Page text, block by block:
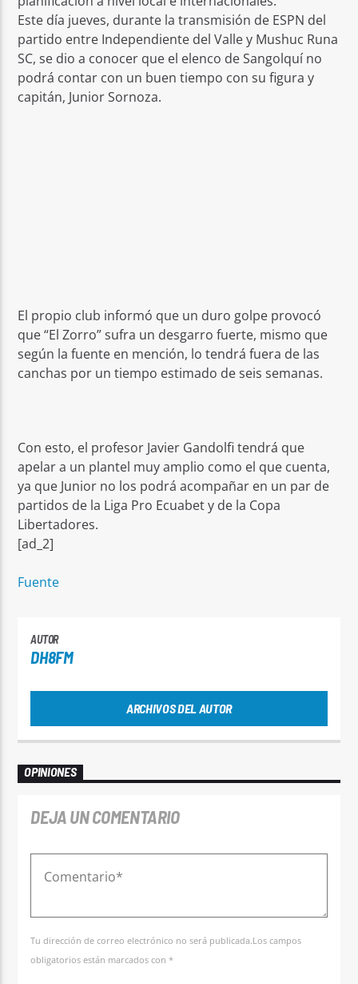
Este día jueves, durante la transmisión de ESPN del
partido entre Independiente del Valle y Mushuc Runa
SC, se dio a conocer que el elenco de Sangolquí no
podrá contar con un buen tiempo con su figura y
capitán, Junior Sornoza.
El propio club informó que un duro golpe provocó
que “El Zorro” sufra un desgarro fuerte, mismo que
según la fuente en mención, lo tendrá fuera de las
canchas por un tiempo estimado de seis semanas.
Con esto, el profesor Javier Gandolfi tendrá que
apelar a un plantel muy amplio como el que cuenta,
ya que Junior no los podrá acompañar en un par de
partidos de la Liga Pro Ecuabet y de la Copa
Libertadores.
[ad_2]
Fuente
AUTOR
DH8FM
ARCHIVOS DEL AUTOR
OPINIONES
DEJA UN COMENTARIO
Tu dirección de correo electrónico no será publicada.Los campos
obligatorios están marcados con *